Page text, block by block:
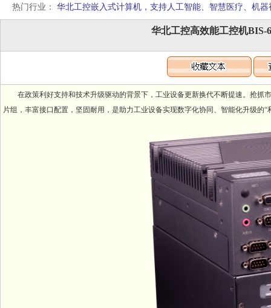
热门行业： 华北工控嵌入式计算机，支持人工智能、智慧医疗、机
华北工控高效能工控机BIS-
在政策利好支持和技术升级驱动的背景下，工业设备更新换代不断提速。抢抓市
片组，丰富接口配置，坚固耐用，是助力工业设备实现数字化协同、智能化升级的“